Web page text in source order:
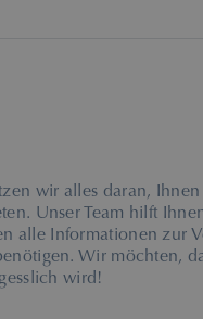
wir alles daran,
Unser Team hilft
alle Informationen zur
Wir möchten,
wird!